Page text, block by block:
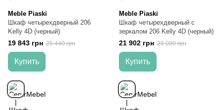
Meble Piaski
Шкаф четырехдверный 206
Kelly 4D (черный)
19 843 грн 25 440 грн
Купить
Meble Piaski
Шкаф четырехдверный c
зеркалом 206 Kelly 4D (черный)
21 902 грн 28 080 грн
Купить